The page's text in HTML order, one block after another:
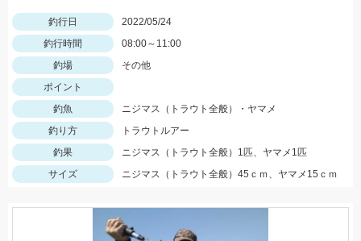
釣行日
2022/05/24
釣行時間
08:00～11:00
釣場
その他
ポイント
釣魚
ニジマス（トラウト全般）・ヤマメ
釣り方
トラウトルアー
釣果
ニジマス（トラウト全般）1匹、ヤマメ1匹
サイズ
ニジマス（トラウト全般）45ｃｍ、ヤマメ15ｃｍ